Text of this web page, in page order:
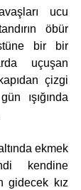
ucu
öbür
bir bir
uçuşan
çizgi
ışığında
ekmek
kendine
gidecek kız